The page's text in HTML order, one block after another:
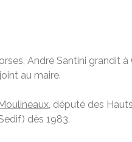
André Santini grandit
au maire.
, député des
dès 1983.